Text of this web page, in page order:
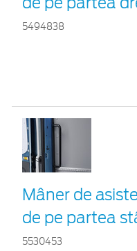
5494838
Mâner de
de pe partea
5530453